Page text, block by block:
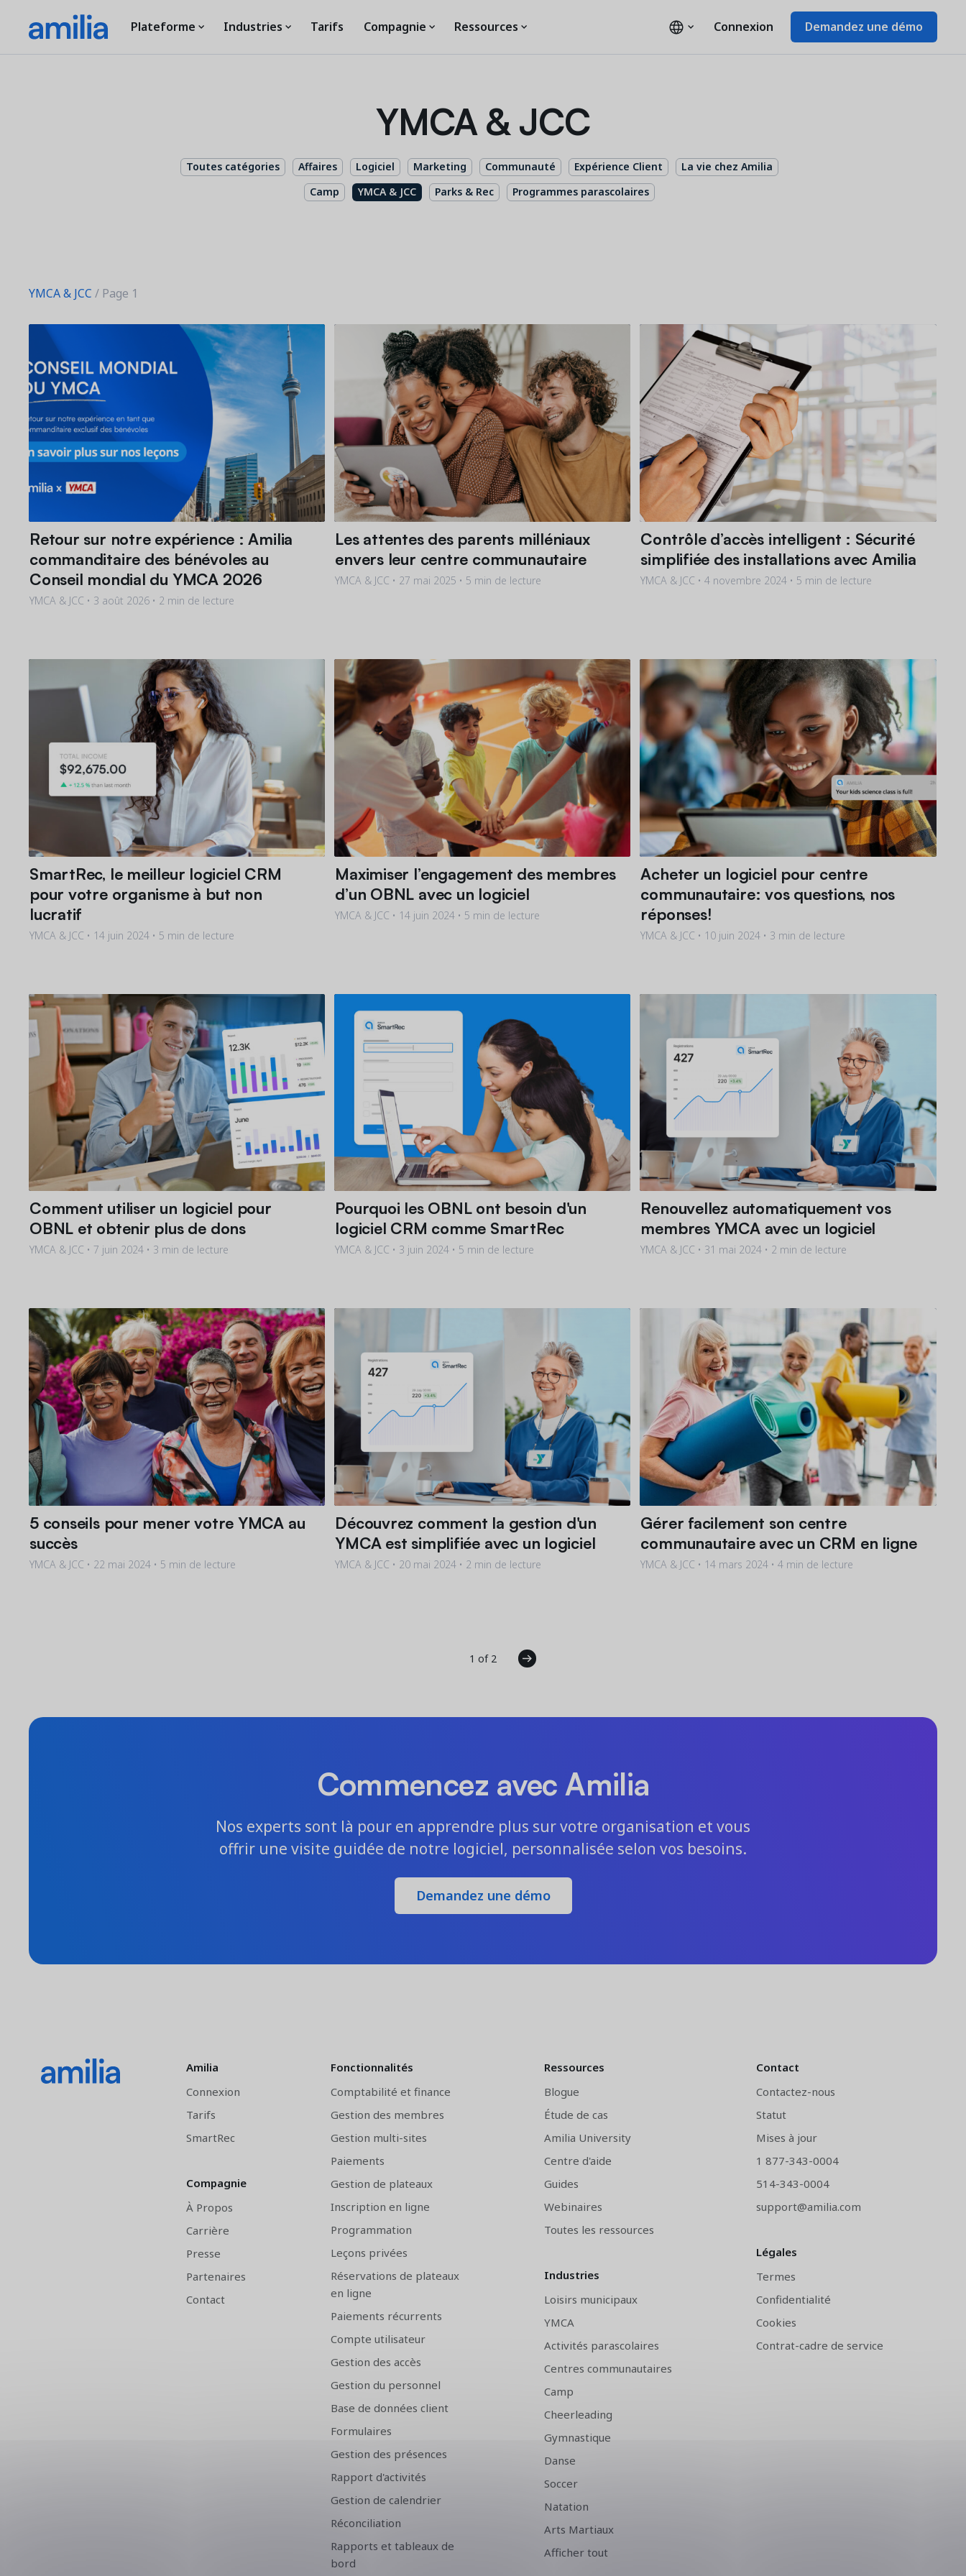
Plateforme Industries Tarifs Compagnie Ressources Connexion Demandez une démo
YMCA & JCC
Toutes catégories Affaires Logiciel Marketing Communauté Expérience Client
La vie chez Amilia
Camp
YMCA & JCC Parks & Rec Programmes parascolaires
YMCA & JCC / Page 1
Retour sur notre expérience : Amilia
commanditaire des bénévoles au
Conseil mondial du YMCA 2026
YMCA & JCC • 3 août 2026 • 2 min de lecture
Les attentes des parents milléniaux
envers leur centre communautaire
YMCA & JCC • 27 mai 2025 • 5 min de lecture
Contrôle d’accès intelligent : Sécurité
simplifiée des installations avec Amilia
YMCA & JCC •4 novembre 2024 • 5 min de lecture
SmartRec, le meilleur logiciel CRM
pour votre organisme à but non
lucratif
YMCA & JCC • 14 juin 2024 • 5 min de lecture
Maximiser l’engagement des membres
d’un OBNL avec un logiciel
YMCA & JCC • 14 juin 2024 • 5 min de lecture
Acheter un logiciel pour centre
communautaire: vos questions, nos
réponses!
YMCA & JCC • 10 juin 2024 • 3 min de lecture
Comment utiliser un logiciel pour
OBNL et obtenir plus de dons
YMCA & JCC • 7 juin 2024 • 3 min de lecture
Pourquoi les OBNL ont besoin d'un
logiciel CRM comme SmartRec
YMCA & JCC • 3 juin 2024 • 5 min de lecture
Renouvellez automatiquement vos
membres YMCA avec un logiciel
YMCA & JCC • 31 mai 2024 • 2 min de lecture
5 conseils pour mener votre YMCA au
succès
YMCA & JCC • 22 mai 2024 • 5 min de lecture
Découvrez comment la gestion d'un
YMCA est simplifiée avec un logiciel
YMCA & JCC • 20 mai 2024 • 2 min de lecture
Gérer facilement son centre
communautaire avec un CRM en ligne
YMCA & JCC • 14 mars 2024 • 4 min de lecture
1 of 2
Commencez avec Amilia
Nos experts sont là pour en apprendre plus sur votre organisation et vous
offrir une visite guidée de notre logiciel, personnalisée selon vos besoins.
Demandez une démo
Amilia
Connexion
Tarifs
SmartRec
Compagnie
À Propos
Carrière
Presse
Partenaires
Contact
Fonctionnalités
Comptabilité et finance
Gestion des membres
Gestion multi-sites
Paiements
Gestion de plateaux
Inscription en ligne
Programmation
Leçons privées
Réservations de plateaux
en ligne
Paiements récurrents
Compte utilisateur
Gestion des accès
Gestion du personnel
Base de données client
Formulaires
Gestion des présences
Rapport d'activités
Gestion de calendrier
Réconciliation
Rapports et tableaux de
bord
Ressources
Blogue
Étude de cas
Amilia University
Centre d'aide
Guides
Webinaires
Toutes les ressources
Industries
Loisirs municipaux
YMCA
Activités parascolaires
Centres communautaires
Camp
Cheerleading
Gymnastique
Danse
Soccer
Natation
Arts Martiaux
Afficher tout
Contact
Contactez-nous
Statut
Mises à jour
1 877-343-0004
514-343-0004
support@amilia.com
Légales
Termes
Confidentialité
Cookies
Contrat-cadre de service